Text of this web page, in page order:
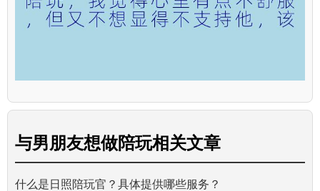
与男朋友想做陪玩相关文章
什么是日照陪玩官？具体提供哪些服务？